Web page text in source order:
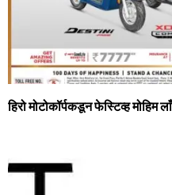
हिरो मोटोकॉर्पकडून फेस्टिव्‍ह मोहिम